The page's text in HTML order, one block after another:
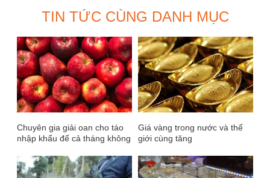
TIN TỨC CÙNG DANH MỤC
Chuyên gia giải oan cho táo
nhập khẩu để cả tháng không
Giá vàng trong nước và thế
giới cùng tăng